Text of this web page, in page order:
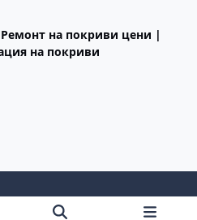
на покриви цени |
на покриви